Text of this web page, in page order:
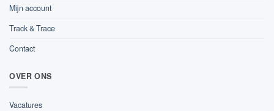
Mijn account
Track & Trace
Contact
OVER ONS
Vacatures